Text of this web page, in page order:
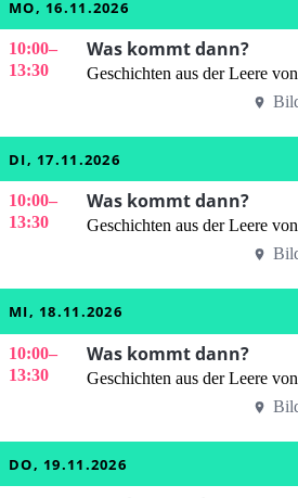
MO, 16.11.2026
10:00–
13:30
Was kommt dann?
Geschichten aus der Leere
DI, 17.11.2026
10:00–
13:30
Was kommt dann?
Geschichten aus der Leere
MI, 18.11.2026
10:00–
13:30
Was kommt dann?
Geschichten aus der Leere
DO, 19.11.2026